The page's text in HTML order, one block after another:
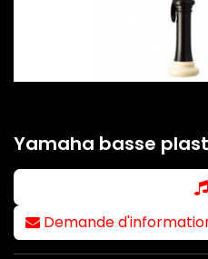
Yamaha basse
Demande